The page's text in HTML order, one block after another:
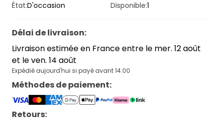
État:D'occasion Disponible:1
Délai de livraison:
Livraison estimée en France entre le mer. 12 août
et le ven. 14 août
Expédié aujourd'hui si payé avant 14:00
Méthodes de paiement:
Retours: